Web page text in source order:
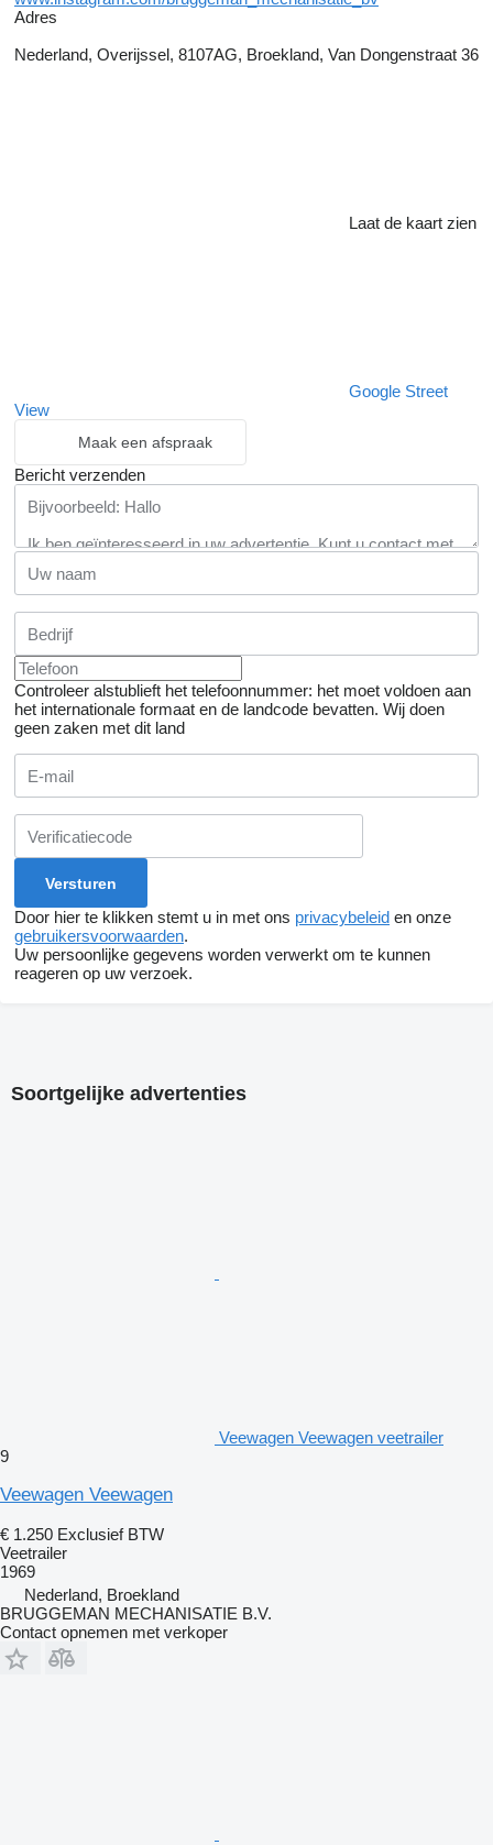
Adres
Nederland, Overijssel, 8107AG, Broekland, Van Dongenstraat 36
Laat de kaart zien
Google Street
View
Maak een afspraak
Bericht verzenden
Controleer alstublieft het telefoonnummer: het moet voldoen aan
het internationale formaat en de landcode bevatten. Wij doen
geen zaken met dit land
Door hier te klikken stemt u in met ons privacybeleid en onze
gebruikersvoorwaarden.
Uw persoonlijke gegevens worden verwerkt om te kunnen
reageren op uw verzoek.
Soortgelijke advertenties
Veewagen Veewagen veetrailer
9
Veewagen Veewagen
€ 1.250 Exclusief BTW
Veetrailer
1969
Nederland, Broekland
BRUGGEMAN MECHANISATIE B.V.
Contact opnemen met verkoper